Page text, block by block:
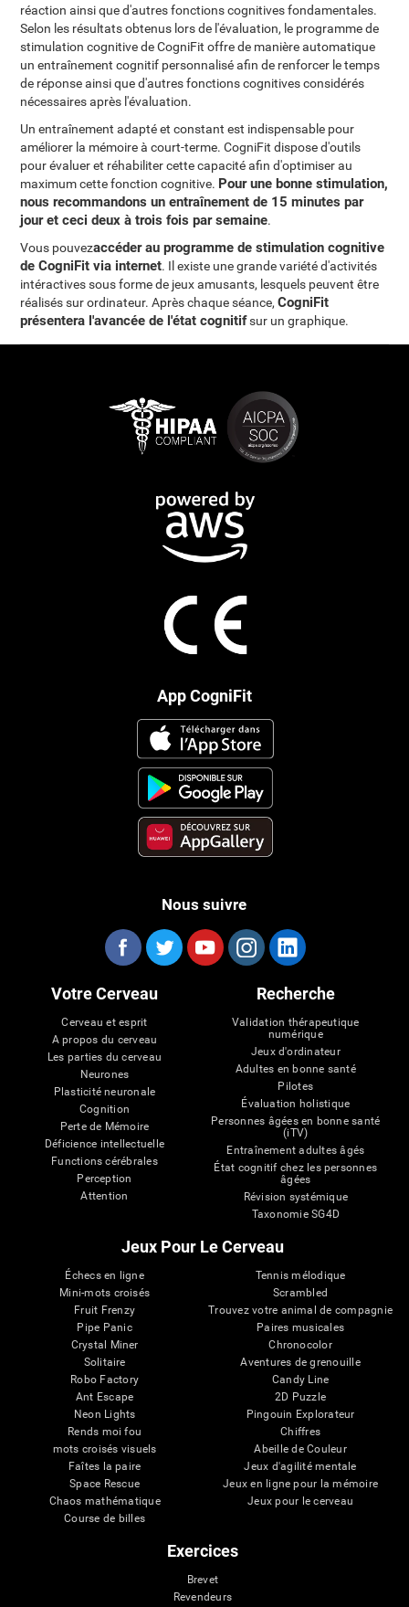
réaction ainsi que d'autres fonctions cognitives fondamentales.
Selon les résultats obtenus lors de l'évaluation, le programme de
stimulation cognitive de CogniFit offre de manière automatique
un entraînement cognitif personnalisé afin de renforcer le temps
de réponse ainsi que d'autres fonctions cognitives considérés
nécessaires après l'évaluation.
Un entraînement adapté et constant est indispensable pour
améliorer la mémoire à court-terme. CogniFit dispose d'outils
pour évaluer et réhabiliter cette capacité afin d'optimiser au
maximum cette fonction cognitive. Pour une bonne stimulation,
nous recommandons un entraînement de 15 minutes par
jour et ceci deux à trois fois par semaine.
Vous pouvezaccéder au programme de stimulation cognitive
de CogniFit via internet. Il existe une grande variété d'activités
intéractives sous forme de jeux amusants, lesquels peuvent être
réalisés sur ordinateur. Après chaque séance,CogniFit
présentera l'avancée de l'état cognitifsur un graphique.
App CogniFit
Nous suivre
Votre Cerveau
Cerveau et esprit
A propos du cerveau
Les parties du cerveau
Neurones
Plasticité neuronale
Cognition
Perte de Mémoire
Déficience intellectuelle
Functions cérébrales
Perception
Attention
Recherche
Validation thérapeutique
numérique
Jeux d'ordinateur
Adultes en bonne santé
Pilotes
Évaluation holistique
Personnes âgées en bonne santé
(iTV)
Entraînement adultes âgés
État cognitif chez les personnes
âgées
Révision systémique
Taxonomie SG4D
Jeux Pour Le Cerveau
Échecs en ligne
Mini-mots croisés
Fruit Frenzy
Pipe Panic
Crystal Miner
Solitaire
Robo Factory
Ant Escape
Neon Lights
Rends moi fou
mots croisés visuels
Faîtes la paire
Space Rescue
Chaos mathématique
Course de billes
Tennis mélodique
Scrambled
Trouvez votre animal de compagnie
Paires musicales
Chronocolor
Aventures de grenouille
Candy Line
2D Puzzle
Pingouin Explorateur
Chiffres
Abeille de Couleur
Jeux d'agilité mentale
Jeux en ligne pour la mémoire
Jeux pour le cerveau
Exercices
Brevet
Revendeurs